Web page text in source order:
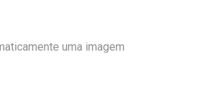
uma imagem